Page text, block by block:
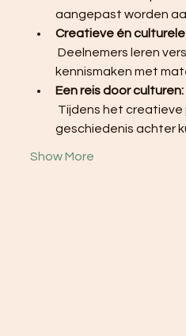
aangepast worden
Creatieve én
kennismaken met
Een reis door culturen:
geschiedenis achter
Show More